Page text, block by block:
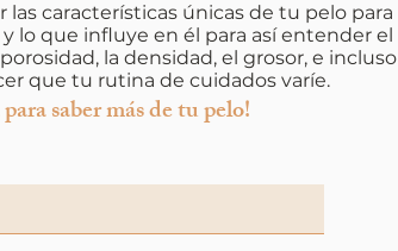
características únicas de tu pelo para
lo que influye en él para así entender el
la densidad, el grosor, e incluso
que tu rutina de cuidados varíe.
saber más de tu pelo!